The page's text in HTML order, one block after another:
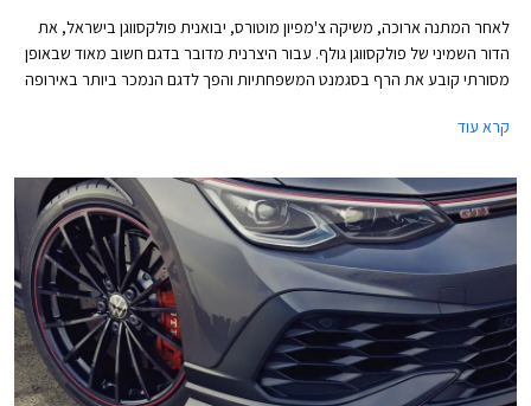
לאחר המתנה ארוכה, משיקה צ'מפיון מוטורס, יבואנית פולקסווגן בישראל, את
הדור השמיני של פולקסווגן גולף. עבור היצרנית מדובר בדגם חשוב מאוד שבאופן
מסורתי קובע את הרף בסגמנט המשפחתיות והפך לדגם הנמכר ביותר באירופה
פולקסווגן שומר על אותו מתכון מוצלח אך מותאם לזמננו וכולל תא נוסעים חדשני
ומערכות בטיחות אקטיביות מתקדמות המאפשרות נהיגה חצי-אוטונומית.
קרא עוד